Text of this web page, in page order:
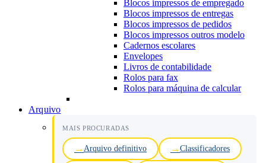
Blocos impressos de empregado
Blocos impressos de entregas
Blocos impressos de pedidos
Blocos impressos outros modelo
Cadernos escolares
Envelopes
Livros de contabilidade
Rolos para fax
Rolos para máquina de calcular
Arquivo
MAIS PROCURADAS
Arquivo definitivo Classificadores